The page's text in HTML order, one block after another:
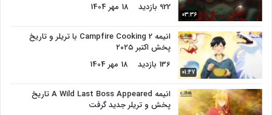
03:36
922 بازدید
18 مهر 1404
01:47
انیمه Campfire Cooking 2 با تریلر و تاریخ
پخش اکتبر ۲۰۲۵
136 بازدید
18 مهر 1404
انیمه A Wild Last Boss Appeared تاریخ
پخش و تریلر جدید گرفت